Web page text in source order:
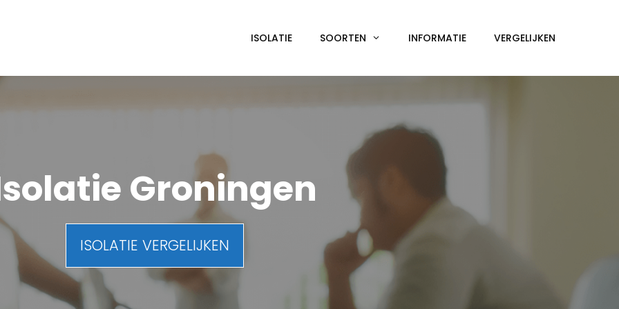
ISOLATIE SOORTEN INFORMATIE VERGELIJKEN
Groningen
ISOLATIE VERGELIJKEN